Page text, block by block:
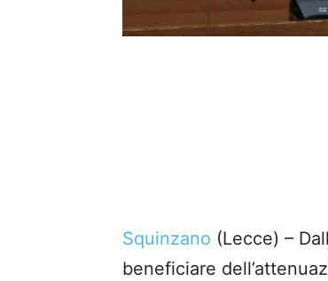
Squinzano (Lecce) –
beneficiare